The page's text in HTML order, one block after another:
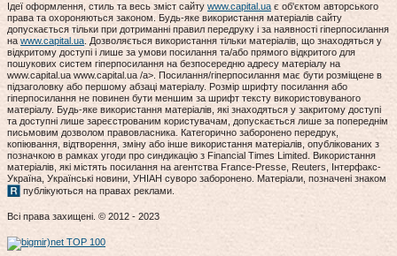
Ідеї оформлення, стиль та весь зміст сайту www.capital.uaє об'єктом авторського
права та охороняються законом. Будь-яке використання матеріалів сайту
допускається тільки при дотриманні правил передруку і за наявності гіперпосилання
наwww.capital.ua. Дозволяється використання тільки матеріалів, що знаходяться у
відкритому доступі і лише за умови посилання та/або прямого відкритого для
пошукових систем гіперпосилання на безпосередню адресу матеріалу на
www.capital.ua www.capital.ua /a>. Посилання/гіперпосилання має бути розміщене в
підзаголовку або першому абзаці матеріалу. Розмір шрифту посилання або
гіперпосилання не повинен бути меншим за шрифт тексту використовуваного
матеріалу. Будь-яке використання матеріалів, які знаходяться у закритому доступі
та доступні лише зареєстрованим користувачам, допускається лише за попереднім
письмовим дозволом правовласника. Категорично заборонено передрук,
копіювання, відтворення, зміну або інше використання матеріалів, опублікованих з
позначкою в рамках угоди про синдикацію з Financial Times Limited. Використання
матеріалів, які містять посилання на агентства France-Presse, Reuters, Інтерфакс-
Україна, Українські новини, УНІАН суворо заборонено. Матеріали, позначені знаком
публікуються на правах реклами.
Всі права захищені. © 2012 - 2023